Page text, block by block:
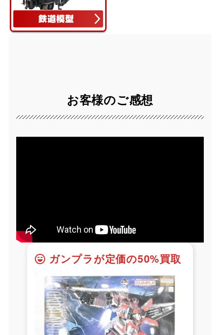
お客様のご感想
ガンプラが定価の50%買取